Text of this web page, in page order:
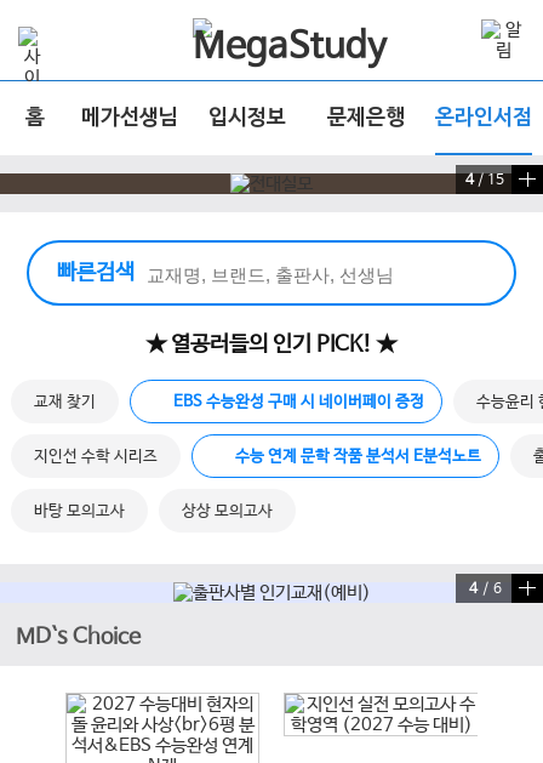
홈 메가선생님 입시정보 문제은행 온라인서점
4/ 15
빠른검색
빠른 검색 실행
★ 열공러들의 인기 PICK! ★
교재 찾기 EBS 수능완성 구매 시 네이버페이 증정 수능윤리
지인선 수학 시리즈 수능 연계 문학 작품 분석서 E분석노트
바탕 모의고사 상상 모의고사
4/ 6
MD`s Choice